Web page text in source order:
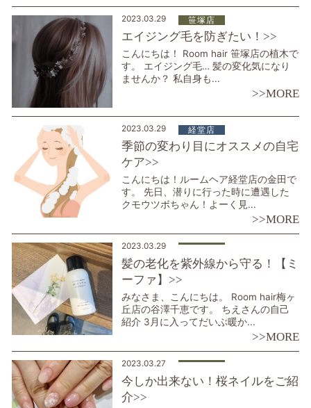
2023.03.29 笹塚店
エイジング毛を防ぎたい！>>
こんにちは！ Room hair 笹塚店の植木で
す。 エイジング毛… 髪の変化気になり
ませんか？ 私自身も...
>>MORE
2023.03.29 経堂店
季節の変わり目にオススメの自宅
ケア>>
こんにちは！ルームヘア経堂店の金田で
す。 先日、潜りに行った時に遭遇した
クモウツボちゃん！よーく見...
>>MORE
2023.03.29
髪の老化を紫外線から守る！【ミ
ーファ】>>
みなさま、こんにちは。 Room hair梅ヶ
丘店の谷澤千恵です。 ちえさんの自己
紹介 3月に入ってだいぶ暖か...
>>MORE
2023.03.27
今しか出来ない！桜ネイルをご紹
介>>